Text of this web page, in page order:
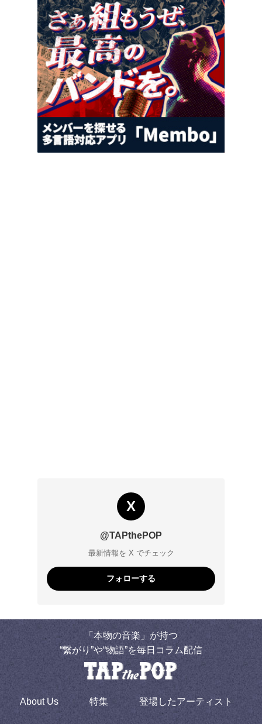
X
@TAPthePOP
最新情報を X でチェック
フォローする
「本物の音楽」が持つ
“繋がり”や“物語”を毎日コラム配信
About Us 特集 登場したアーティスト